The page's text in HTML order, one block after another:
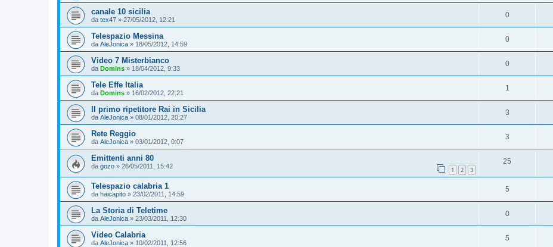
canale 10 sicilia
da tex47 » 27/05/2012, 12:21
0
Telespazio Messina
da AleJonica » 18/05/2012, 14:59
0
Video 7 Misterbianco
da Domins » 18/04/2012, 9:33
0
Tele Effe Italia
da Domins » 16/02/2012, 22:21
1
Il primo ripetitore Rai in Sicilia
da AleJonica » 08/01/2012, 20:27
3
Rete Reggio
da AleJonica » 03/01/2012, 0:07
3
Emittenti anni 80
da gozo » 26/05/2011, 15:42 1 2 3
25
Telespazio calabria 1
da haicapito » 23/02/2011, 14:59
5
La Storia di Teletime
da AleJonica » 23/03/2011, 12:30
0
Video Calabria
da AleJonica » 10/02/2011, 12:56
5